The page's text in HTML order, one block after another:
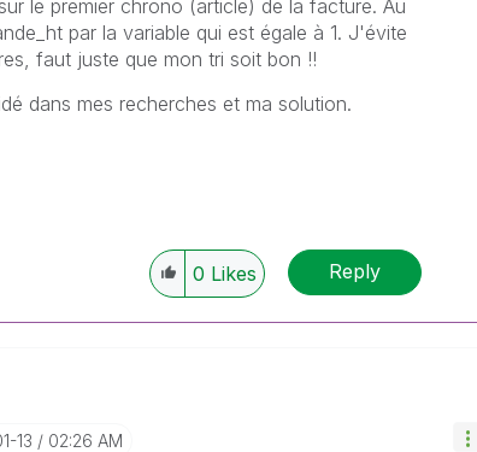
le premier chrono (article) de la facture. Au
par la variable qui est égale à 1. J'évite
faut juste que mon tri soit bon !!
dans mes recherches et ma solution.
0 Likes Reply
13 02:26 AM